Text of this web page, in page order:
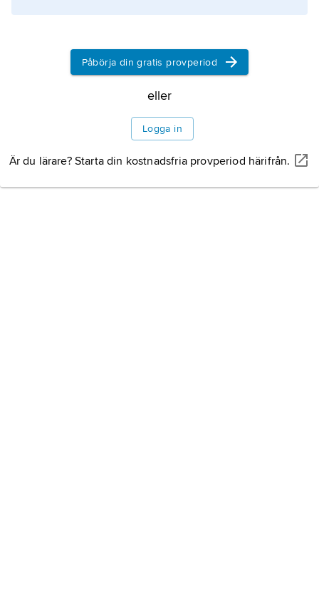
Påbörja din gratis provperiod
eller
Logga in
Är du lärare? Starta din kostnadsfria provperiod härifrån.